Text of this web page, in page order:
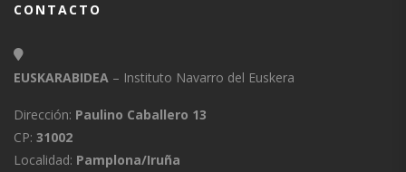
CONTACTO
EUSKARABIDEA – Instituto Navarro del Euskera
Dirección: Paulino Caballero 13
CP: 31002
Localidad: Pamplona/Iruña